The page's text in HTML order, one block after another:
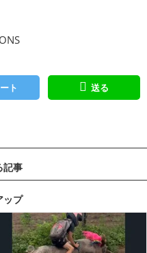
ト 送る
記事
ップ